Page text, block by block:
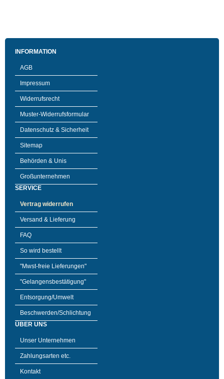
INFORMATION
AGB
Impressum
Widerrufsrecht
Muster-Widerrufsformular
Datenschutz & Sicherheit
Sitemap
Behörden & Unis
Großunternehmen
SERVICE
Vertrag widerrufen
Versand & Lieferung
FAQ
So wird bestellt
"Mwst-freie Lieferungen"
"Gelangensbestätigung"
Entsorgung/Umwelt
Beschwerden/Schlichtung
ÜBER UNS
Unser Unternehmen
Zahlungsarten etc.
Kontakt